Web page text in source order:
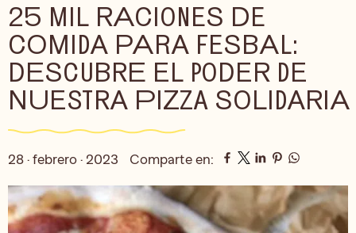
25 MIL RACIONES DE
COMIDA PARA FESBAL:
DESCUBRE EL PODER DE
NUESTRA PIZZA SOLIDARIA
28 · febrero · 2023 Comparte en: